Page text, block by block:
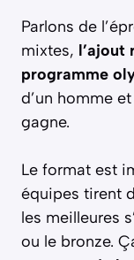
Parlons de
mixtes, l’ajout
programme
d’un homme
gagne.
Le format est
équipes tirent
les meilleures
ou le bronze.